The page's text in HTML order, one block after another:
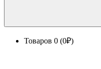
Товаров 0 (0₽)